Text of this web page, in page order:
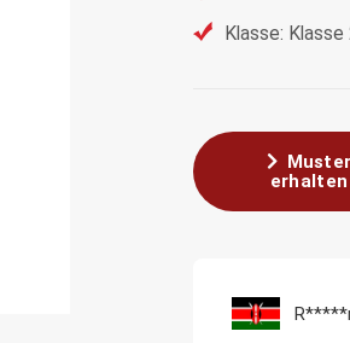
Klasse: Klasse
Muster
erhalten